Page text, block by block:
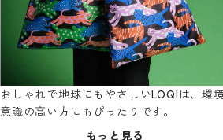
おしゃれで地球にもやさしいLOQIは、環
意識の高い方にもぴったりです。
もっと見る